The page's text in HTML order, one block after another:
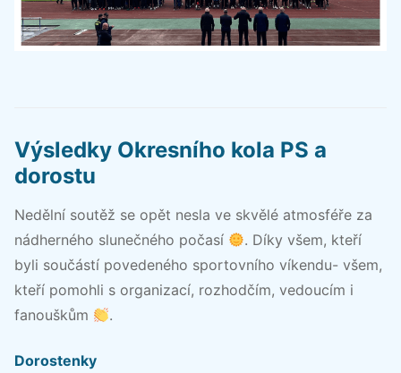
Výsledky Okresního kola PS a
dorostu
Nedělní soutěž se opět nesla ve skvělé atmosféře za
nádherného slunečného počasí
. Díky všem, kteří
byli součástí povedeného sportovního víkendu- všem,
kteří pomohli s organizací, rozhodčím, vedoucím i
fanouškům
.
Dorostenky